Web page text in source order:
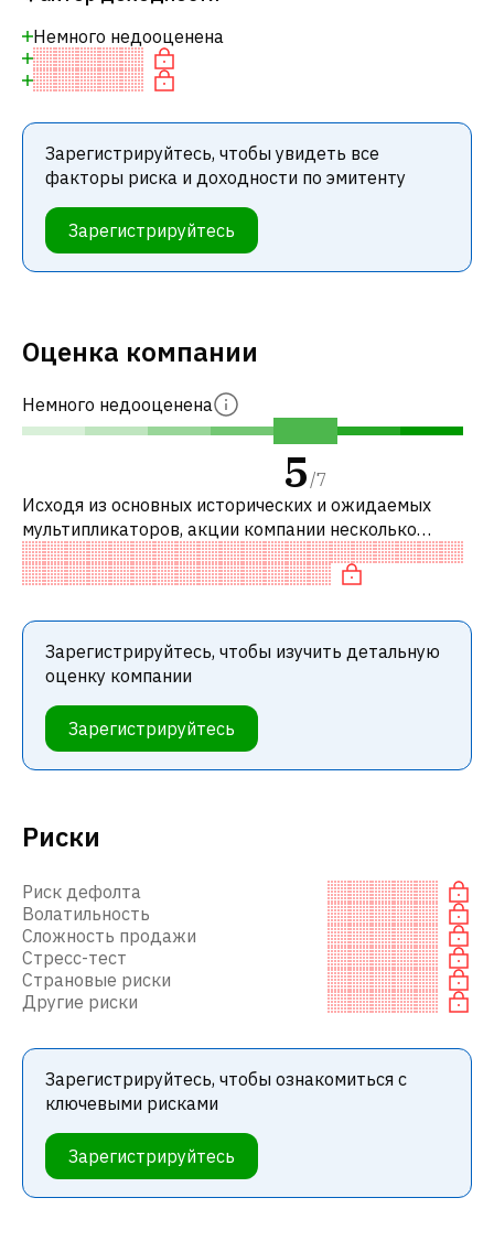
Немного недооценена
Зарегистрируйтесь, чтобы увидеть все
факторы риска и доходности по эмитенту
Зарегистрируйтесь
Риски
Риск дефолта
Волатильность
Сложность продажи
Стресс-тест
Страновые риски
Другие риски
Зарегистрируйтесь, чтобы ознакомиться с
ключевыми рисками
Зарегистрируйтесь
Оценка компании
Немного недооценена
5 /7
Исходя из основных исторических и ожидаемых
мультипликаторов, акции компании несколько
недооценены по сравнению с аналогичными
компаниями. В частности, акция компании раз
Зарегистрируйтесь, чтобы изучить детальную
оценку компании
Зарегистрируйтесь